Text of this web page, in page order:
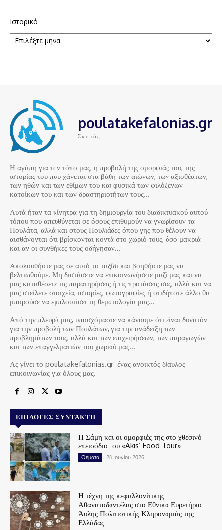
Ιστορικό
poulatakefalonias.gr
Σκοπός
Η αγάπη για τον τόπο μας, η προβολή της ομορφιάς του, της
ιστορίας του που χάνεται στα βάθη των αιώνων, των αξιοθέατων,
των ηθών και των εθίμων του και φυσικά των φιλόξενων
κατοίκων του και των δραστηριοτήτων τους…
Αυτά ήταν τα κίνητρα για τη δημιουργία του διαδικτυακού αυτού
τόπου που απευθύνεται σε όσους επιθυμούν να γνωρίσουν τα
Πουλάτα, αλλά και στους Πουλιάδες όπου γης που θέλουν να
αισθάνονται ότι βρίσκονται κοντά στο χωριό τους, όσο μακριά
και αν οι συνθήκες τους οδήγησαν…
Ακολουθήστε μας σε αυτό το ταξίδι και βοηθήστε μας να
βελτιωθούμε. Μη διστάσετε να επικοινωνήσετε μαζί μας και να
μας καταθέσετε τις παρατηρήσεις ή τις προτάσεις σας, αλλά και να
μας στείλετε στοιχεία, ιστορίες, φωτογραφίες ή οτιδήποτε άλλο θα
μπορούσε να εμπλουτίσει τη θεματολογία μας…
Από την πλευρά μας, υποσχόμαστε να κάνουμε ότι είναι δυνατόν
για την προβολή των Πουλάτων, για την ανάδειξη των
προβλημάτων τους, αλλά και των επιχειρήσεων, των παραγωγών
και των επαγγελματιών του χωριού μας…
Ας γίνει το poulatakefalonias.gr ένας ανοικτός δίαυλος
επικοινωνίας για όλους μας.
ΕΠΙΛΟΓΈΣ ΣΥΝΤΆΚΤΗ
Η Σάμη και οι ομορφιές της στο χθεσινό
επεισόδιο του «Akis’ Food Tour»
Θέματα 28 Ιουνίου 2026
Η τέχνη της κεφαλλονίτικης
Αθανατοδαντέλας στο Εθνικό Ευρετήριο
Άυλης Πολιτιστικής Κληρονομιάς της
Ελλάδας